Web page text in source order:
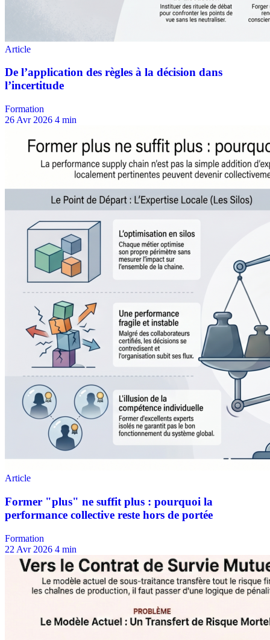
Formation
26 Avr 2026 4 min
Formation
22 Avr 2026 4 min